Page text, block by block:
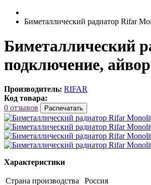
Биметаллический радиатор Rifar
Биметаллический
подключение,
Производитель: RIFAR
Код товара:
0 отзывов
Распечатать
Характеристики
Страна производства
Россия